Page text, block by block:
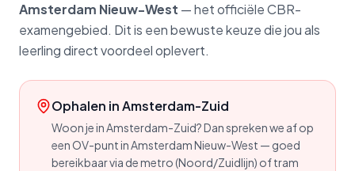
Amsterdam Nieuw-West — het officiële CBR-
examengebied. Dit is een bewuste keuze die jou als
leerling direct voordeel oplevert.
Ophalen inAmsterdam-Zuid
Woon je in Amsterdam-Zuid? Dan spreken we af op
een OV-punt in Amsterdam Nieuw-West — goed
bereikbaar via de metro (Noord/Zuidlijn) of tram